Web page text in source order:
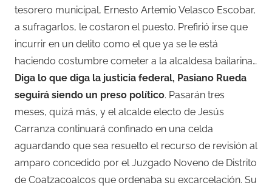
tesorero municipal, Ernesto Artemio Velasco Escobar,
a sufragarlos, le costaron el puesto. Prefirió irse que
incurrir en un delito como el que ya se le está
haciendo costumbre cometer a la alcaldesa bailarina…
Diga lo que diga la justicia federal, Pasiano Rueda
seguirá siendo un preso político. Pasarán tres
meses, quizá más, y el alcalde electo de Jesús
Carranza continuará confinado en una celda
aguardando que sea resuelto el recurso de revisión al
amparo concedido por el Juzgado Noveno de Distrito
de Coatzacoalcos que ordenaba su excarcelación. Su